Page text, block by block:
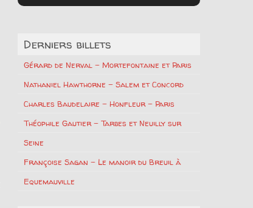
Derniers billets
Gérard de Nerval – Mortefontaine et Paris
Nathaniel Hawthorne – Salem et Concord
Charles Baudelaire – Honfleur – Paris
Théophile Gautier – Tarbes et Neuilly sur
Seine
Françoise Sagan – Le manoir du Breuil à
Equemauville